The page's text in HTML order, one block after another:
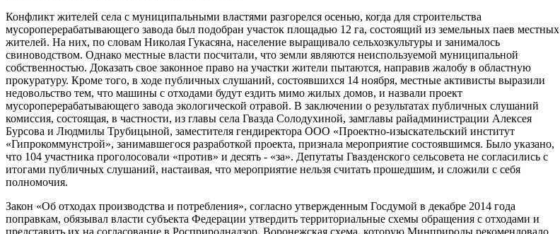
Конфликт жителей села с муниципальными властями разгорелся осенью, когда для строительства
мусороперерабатывающего завода был подобран участок площадью 12 га, состоящий из земельных паев местных
жителей. На них, по словам Николая Гукасяна, население выращивало сельхозкультуры и занималось
свиноводством. Однако местные власти посчитали, что земли являются неиспользуемой муниципальной
собственностью. Доказать свое законное право на участки жители пытаются, направив жалобу в областную
прокуратуру. Кроме того, в ходе публичных слушаний, состоявшихся 14 ноября, местные активисты выразили
недовольство тем, что машины с отходами будут ездить мимо жилых домов, и назвали проект
мусороперерабатывающего завода экологической отравой. В заключении о результатах публичных слушаний
комиссия, состоящая, в частности, из главы села Гвазда Солодухиной, замглавы райадминистрации Алексея
Бурсова и Людмилы Трубицыной, заместителя гендиректора ООО «Проектно-изыскательский институт
«Гипрокоммунстрой», занимавшегося разработкой проекта, признала мероприятие состоявшимся. Было указано,
что 104 участника проголосовали «против» и десять - «за». Депутаты Гвазденского сельсовета не согласились с
итогами публичных слушаний, настаивая, что мероприятие нельзя считать прошедшим, и сложили с себя
полномочия.
Закон «Об отходах производства и потребления», согласно утвержденным Госдумой в декабре 2014 года
поправкам, обязывал власти субъекта Федерации утвердить территориальные схемы обращения с отходами и